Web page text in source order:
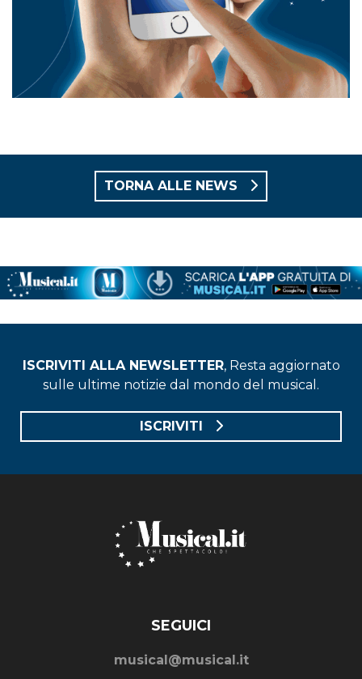
TORNA ALLE NEWS
ISCRIVITI ALLA NEWSLETTER, Resta aggiornato
sulle ultime notizie dal mondo del musical.
ISCRIVITI
SEGUICI
musical@musical.it